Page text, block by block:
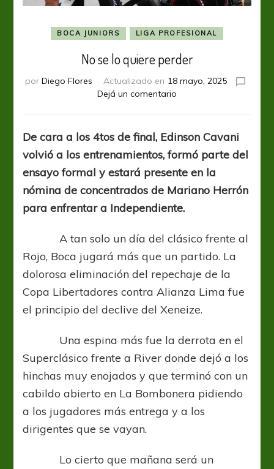
BOCA JUNIORS LIGA PROFESIONAL
No se lo quiere perder
por Diego Flores Actualizado en 18 mayo, 2025
Dejá un comentario
quiere
perder
De cara a los 4tos de final, Edinson Cavani
volvió a los entrenamientos, formó parte del
ensayo formal y estará presente en la
nómina de concentrados de Mariano Herrón
para enfrentar a Independiente.
A tan solo un día del clásico frente al
Rojo, Boca jugará más que un partido. La
dolorosa eliminación del repechaje de la
Copa Libertadores contra Alianza Lima fue
el principio del declive del Xeneize.
Una espina más fue la derrota en el
Superclásico frente a River donde dejó a los
hinchas muy enojados y que terminó con un
cabildo abierto en La Bombonera pidiendo
a los jugadores más entrega y a los
dirigentes que se vayan.
Lo cierto que mañana será un